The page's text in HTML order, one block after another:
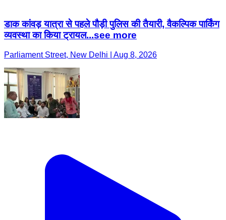
डाक कांवड़ यात्रा से पहले पौड़ी पुलिस की तैयारी, वैकल्पिक पार्किंग
व्यवस्था का किया ट्रायल...see more
Parliament Street, New Delhi | Aug 8, 2026